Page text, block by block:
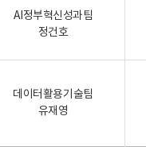
AI정부혁신성과팀
정건호
데이터활용기술팀
유재영